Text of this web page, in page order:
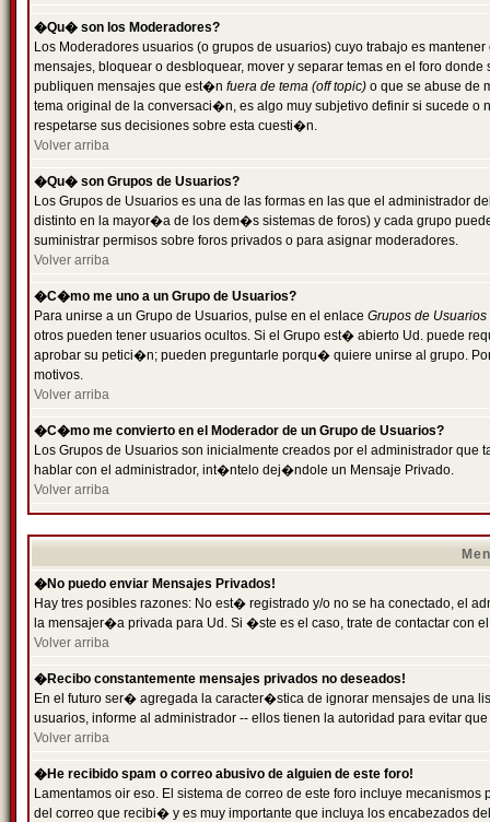
�Qu� son los Moderadores?
Los Moderadores usuarios (o grupos de usuarios) cuyo trabajo es
mensajes, bloquear o desbloquear, mover y separar temas en el foro
publiquen mensajes que est�n fuera de tema (off topic) o que se abuse de
tema original de la conversaci�n, es algo muy subjetivo definir si sucede
respetarse sus decisiones sobre esta cuesti�n.
Volver arriba
�Qu� son Grupos de Usuarios?
Los Grupos de Usuarios es una de las formas en las que el administrador
distinto en la mayor�a de los dem�s sistemas de foros) y cada grupo
suministrar permisos sobre foros privados o para asignar moderadores.
Volver arriba
�C�mo me uno a un Grupo de Usuarios?
Para unirse a un Grupo de Usuarios, pulse en el enlace Grupos de Usuarios
otros pueden tener usuarios ocultos. Si el Grupo est� abierto Ud. puede
aprobar su petici�n; pueden preguntarle porqu� quiere unirse al grupo.
motivos.
Volver arriba
�C�mo me convierto en el Moderador de un Grupo de Usuarios?
Los Grupos de Usuarios son inicialmente creados por el administrador
hablar con el administrador, int�ntelo dej�ndole un Mensaje Privado.
Volver arriba
�No puedo enviar Mensajes Privados!
Hay tres posibles razones: No est� registrado y/o no se ha conectado, el
la mensajer�a privada para Ud. Si �ste es el caso, trate de contactar con
Volver arriba
�Recibo constantemente mensajes privados no deseados!
En el futuro ser� agregada la caracter�stica de ignorar mensajes de una
usuarios, informe al administrador -- ellos tienen la autoridad para evitar
Volver arriba
�He recibido spam o correo abusivo de alguien de este foro!
Lamentamos oir eso. El sistema de correo de este foro incluye
del correo que recibi� y es muy importante que incluya los encabezados